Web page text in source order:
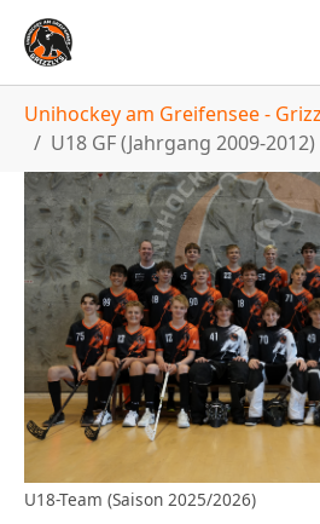
Unihockey am Greifensee -
U18 GF (Jahrgang 2009-2012)
U18-Team (Saison 2025/2026)